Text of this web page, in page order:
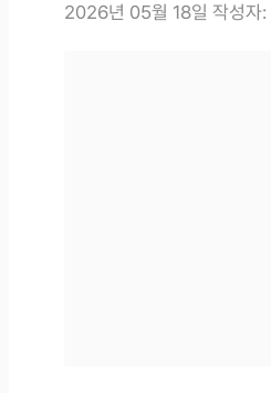
2026년 05월 18일 작성자: